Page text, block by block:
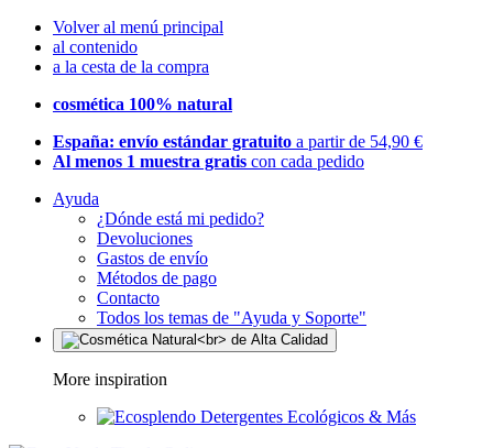
Volver al menú principal
al contenido
a la cesta de la compra
cosmética 100% natural
España: envío estándar gratuito a partir de 54,90 €
Al menos 1 muestra gratis con cada pedido
Ayuda
¿Dónde está mi pedido?
Devoluciones
Gastos de envío
Métodos de pago
Contacto
Todos los temas de "Ayuda y Soporte"
More inspiration
Detergentes Ecológicos & Más